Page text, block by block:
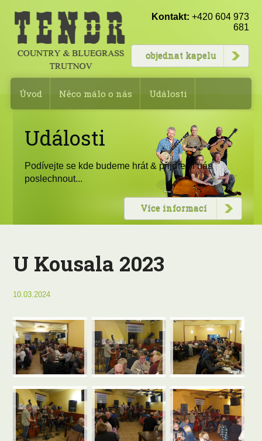
Kontakt: +420 604 973
681
objednat kapelu
Úvod Něco málo o nás Události
Události
Podívejte se kde budeme hrát & přijďte si nás
poslechnout...
Více informací
U Kousala 2023
10.03.2024